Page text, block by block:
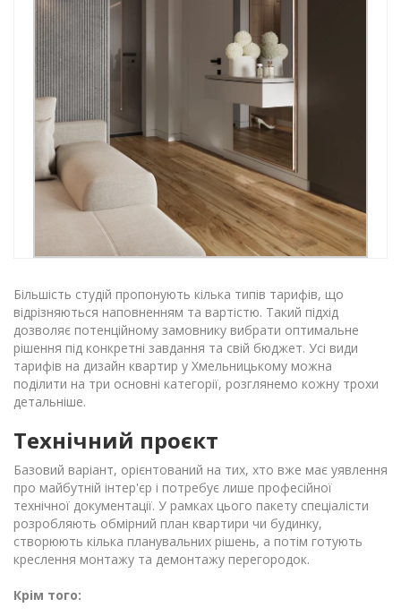
Більшість студій пропонують кілька типів тарифів, що
відрізняються наповненням та вартістю. Такий підхід
дозволяє потенційному замовнику вибрати оптимальне
рішення під конкретні завдання та свій бюджет. Усі види
тарифів на дизайн квартир у Хмельницькому можна
поділити на три основні категорії, розглянемо кожну трохи
детальніше.
Технічний проєкт
Базовий варіант, орієнтований на тих, хто вже має уявлення
про майбутній інтер'єр і потребує лише професійної
технічної документації. У рамках цього пакету спеціалісти
розробляють обмірний план квартири чи будинку,
створюють кілька планувальних рішень, а потім готують
креслення монтажу та демонтажу перегородок.
Крім того: